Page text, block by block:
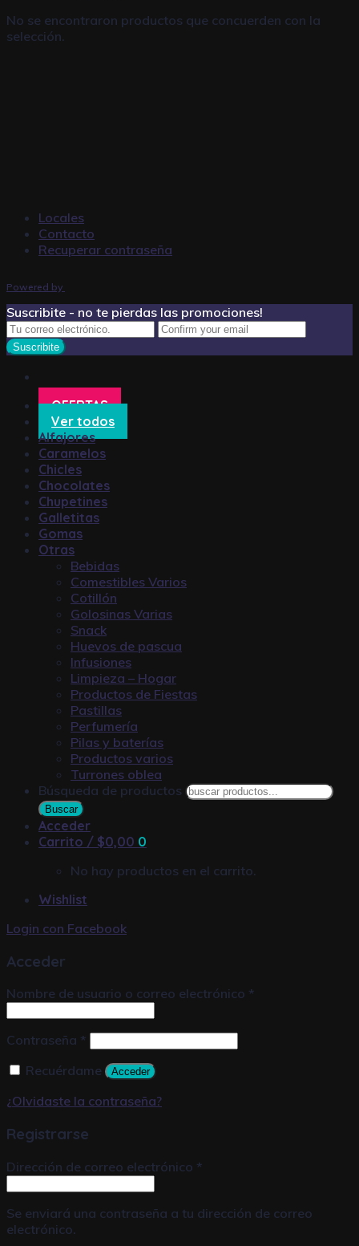
No se encontraron productos que concuerden con la
selección.
Locales
Contacto
Recuperar contraseña
Powered by
Suscribite - no te pierdas las promociones!
OFERTAS
Ver todos
Alfajores
Caramelos
Chicles
Chocolates
Chupetines
Galletitas
Gomas
Otras
Bebidas
Comestibles Varios
Cotillón
Golosinas Varias
Snack
Huevos de pascua
Infusiones
Limpieza – Hogar
Productos de Fiestas
Pastillas
Perfumería
Pilas y baterías
Productos varios
Turrones oblea
Búsqueda de productos
Buscar
Acceder
Carrito / $0,00 0
No hay productos en el carrito.
Wishlist
Login con Facebook
Acceder
Nombre de usuario o correo electrónico *
Contraseña *
Recuérdame
Acceder
¿Olvidaste la contraseña?
Registrarse
Dirección de correo electrónico *
Se enviará una contraseña a tu dirección de correo
electrónico.